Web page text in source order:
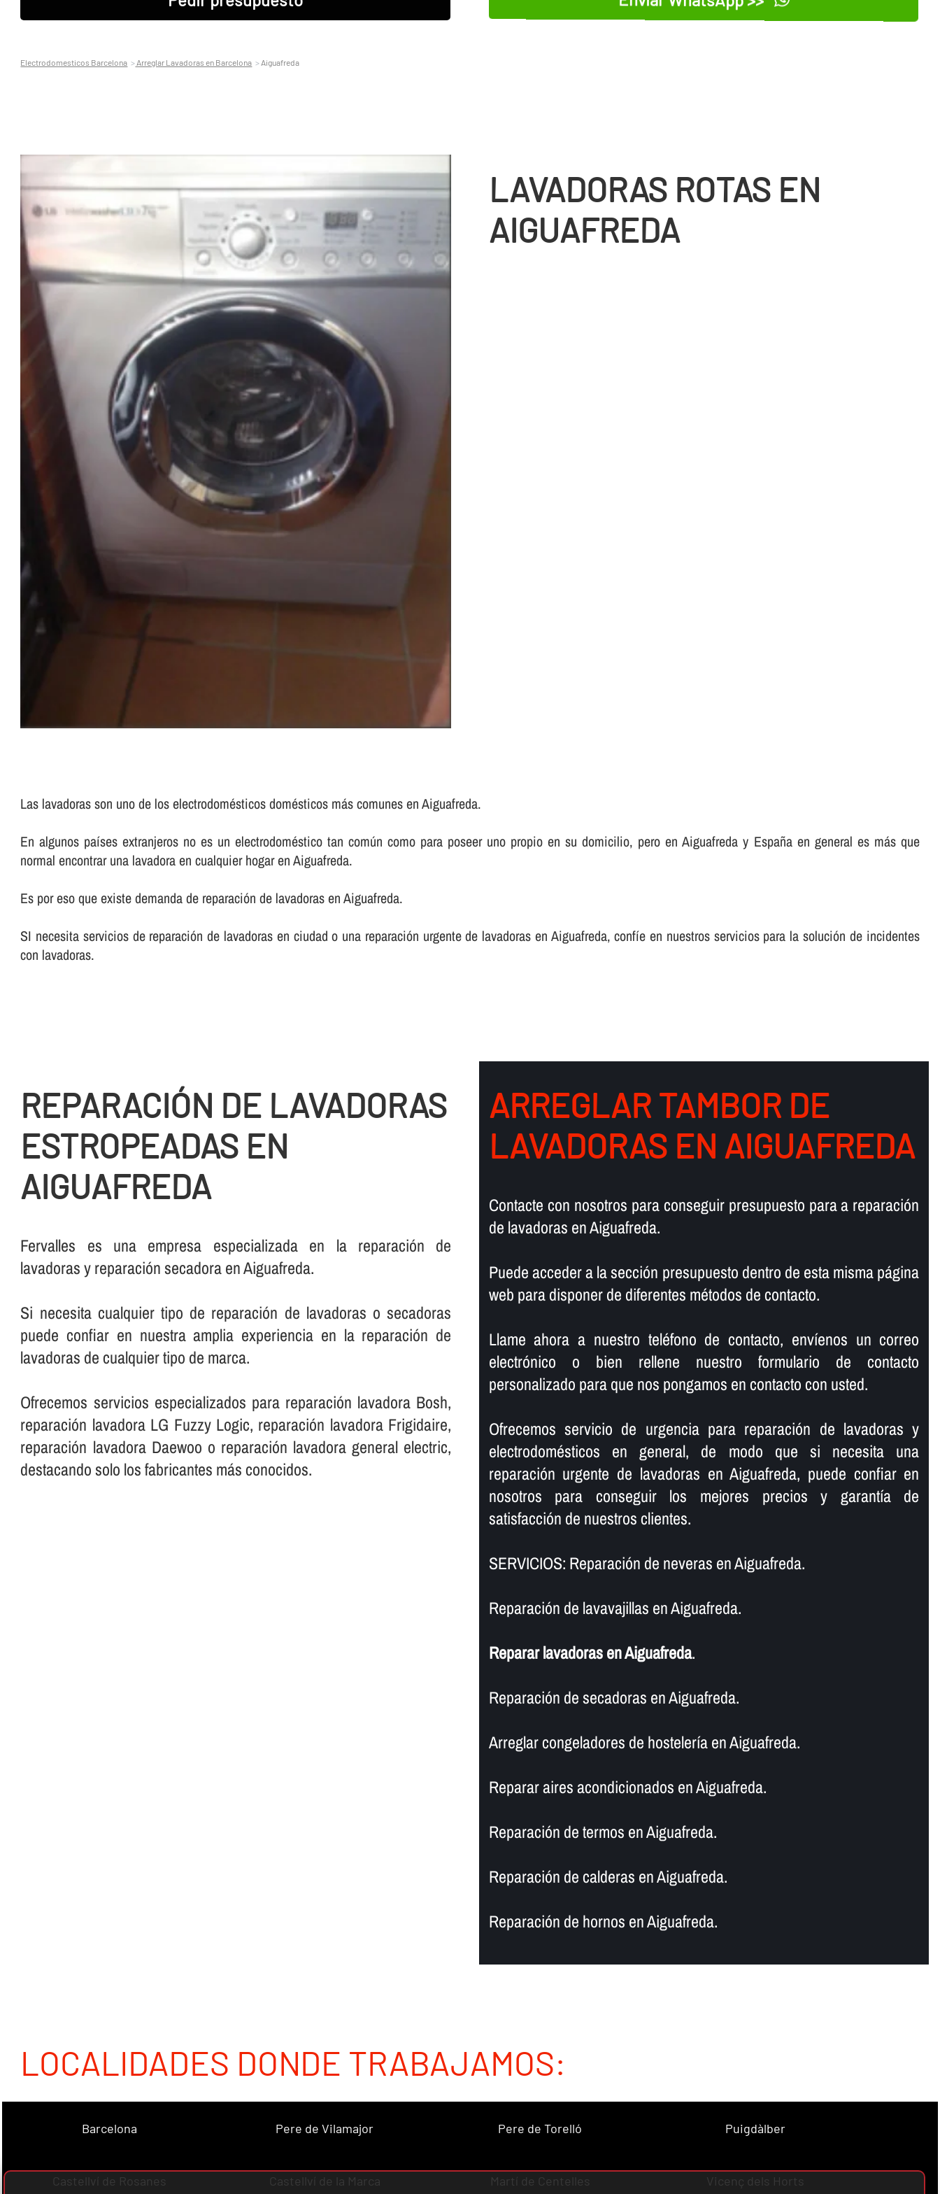
Electrodomesticos Barcelona Arreglar Lavadoras en Barcelona Aiguafreda
LAVADORAS ROTAS EN
AIGUAFREDA
Las lavadoras son uno de los electrodomésticos domésticos más comunes en Aiguafreda.
En algunos paí­ses extranjeros no es un electrodoméstico tan común como para poseer uno propio en su domicilio, pero en Aiguafreda y España en general es más que
normal encontrar una lavadora en cualquier hogar en Aiguafreda.
Es por eso que existe demanda de reparación de lavadoras en Aiguafreda.
SI necesita servicios de reparación de lavadoras en ciudad o una reparación urgente de lavadoras en Aiguafreda, confí­e en nuestros servicios para la solución de incidentes
con lavadoras.
REPARACIÓN DE LAVADORAS
ESTROPEADAS EN
AIGUAFREDA
Fervalles es una empresa especializada en la reparación de
lavadoras y reparación secadora en Aiguafreda.
Si necesita cualquier tipo de reparación de lavadoras o secadoras
puede confiar en nuestra amplia experiencia en la reparación de
lavadoras de cualquier tipo de marca.
Ofrecemos servicios especializados para reparación lavadora Bosh,
reparación lavadora LG Fuzzy Logic, reparación lavadora Frigidaire,
reparación lavadora Daewoo o reparación lavadora general electric,
destacando solo los fabricantes más conocidos.
ARREGLAR TAMBOR DE
LAVADORAS EN AIGUAFREDA
Contacte con nosotros para conseguir presupuesto para a reparación
de lavadoras en Aiguafreda.
Puede acceder a la sección presupuesto dentro de esta misma página
web para disponer de diferentes métodos de contacto.
Llame ahora a nuestro teléfono de contacto, enví­enos un correo
electrónico o bien rellene nuestro formulario de contacto
personalizado para que nos pongamos en contacto con usted.
Ofrecemos servicio de urgencia para reparación de lavadoras y
electrodomésticos en general, de modo que si necesita una
reparación urgente de lavadoras en Aiguafreda, puede confiar en
nosotros para conseguir los mejores precios y garantí­a de
satisfacción de nuestros clientes.
SERVICIOS: Reparación de neveras en Aiguafreda.
Reparación de lavavajillas en Aiguafreda.
Reparar lavadoras en Aiguafreda.
Reparación de secadoras en Aiguafreda.
Arreglar congeladores de hostelerí­a en Aiguafreda.
Reparar aires acondicionados en Aiguafreda.
Reparación de termos en Aiguafreda.
Reparación de calderas en Aiguafreda.
Reparación de hornos en Aiguafreda.
LOCALIDADES DONDE TRABAJAMOS:
Barcelona Pere de Vilamajor Pere de Torelló Puigdàlber
Castellví de Rosanes Castellví de la Marca Martí de Centelles Vicenç dels Horts